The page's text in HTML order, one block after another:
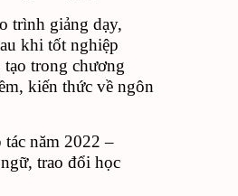
trình giảng dạy,
khi tốt nghiệp
trong chương
kiến thức về ngôn
năm 2022 –
trao đổi học